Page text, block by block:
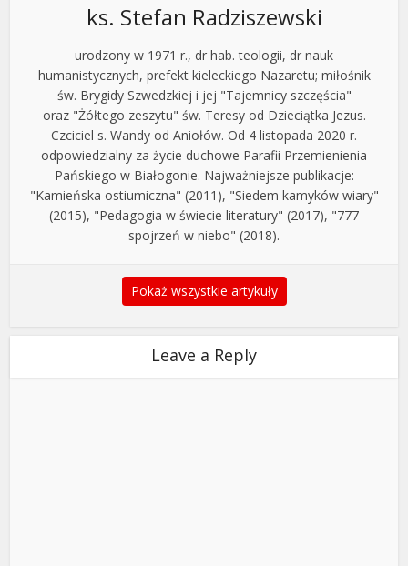
ks. Stefan Radziszewski
urodzony w 1971 r., dr hab. teologii, dr nauk
humanistycznych, prefekt kieleckiego Nazaretu; miłośnik
św. Brygidy Szwedzkiej i jej "Tajemnicy szczęścia"
oraz "Żółtego zeszytu" św. Teresy od Dzieciątka Jezus.
Czciciel s. Wandy od Aniołów. Od 4 listopada 2020 r.
odpowiedzialny za życie duchowe Parafii Przemienienia
Pańskiego w Białogonie. Najważniejsze publikacje:
"Kamieńska ostiumiczna" (2011), "Siedem kamyków wiary"
(2015), "Pedagogia w świecie literatury" (2017), "777
spojrzeń w niebo" (2018).
Pokaż wszystkie artykuły
Leave a Reply